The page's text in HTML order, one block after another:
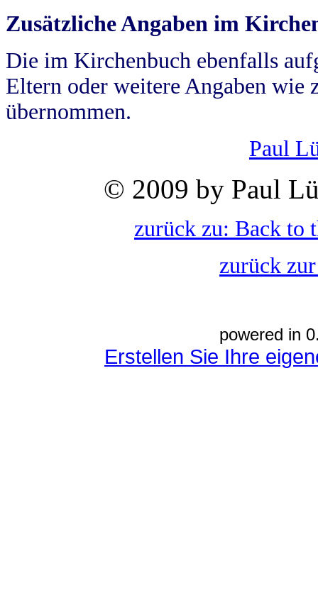
Zusätzliche Angaben im
Die im Kirchenbuch ebenfalls
Eltern oder weitere Angaben wie
übernommen.
Paul
© 2009 by Paul
zurück zu: Back to
zurück
powered in
Erstellen Sie Ihre